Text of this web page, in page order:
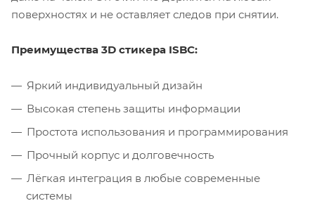
поверхностях и не оставляет следов при снятии.
Преимущества 3D стикера ISBC:
Яркий индивидуальный дизайн
Высокая степень защиты информации
Простота использования и программирования
Прочный корпус и долговечность
Лёгкая интеграция в любые современные
системы